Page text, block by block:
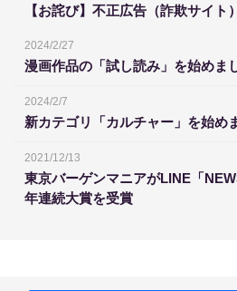
【お詫び】不正広告（詐欺サイト
2024/2/27
漫画作品の「試し読み」を始めま
2024/2/7
新カテゴリ「カルチャー」を始め
2021/12/13
東京バーゲンマニアがLINE「
年連続大賞を受賞